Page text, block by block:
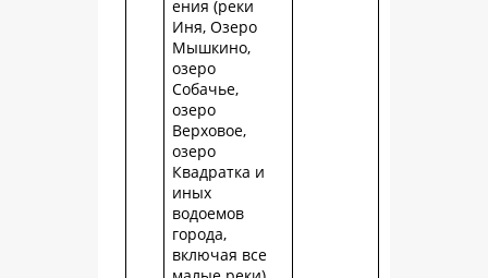
ения (реки
Иня, Озеро
Мышкино,
озеро
Собачье,
озеро
Верховое,
озеро
Квадратка и
иных
водоемов
города,
включая все